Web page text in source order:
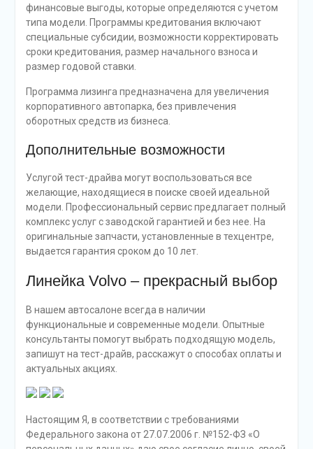
финансовые выгоды, которые определяются с учетом
типа модели. Программы кредитования включают
специальные субсидии, возможности корректировать
сроки кредитования, размер начального взноса и
размер годовой ставки.
Программа лизинга предназначена для увеличения
корпоративного автопарка, без привлечения
оборотных средств из бизнеса.
Дополнительные возможности
Услугой тест-драйва могут воспользоваться все
желающие, находящиеся в поиске своей идеальной
модели. Профессиональный сервис предлагает полный
комплекс услуг с заводской гарантией и без нее. На
оригинальные запчасти, установленные в техцентре,
выдается гарантия сроком до 10 лет.
Линейка Volvo – прекрасный выбор
В нашем автосалоне всегда в наличии
функциональные и современные модели. Опытные
консультанты помогут выбрать подходящую модель,
запишут на тест-драйв, расскажут о способах оплаты и
актуальных акциях.
Настоящим Я, в соответствии с требованиями
Федерального закона от 27.07.2006 г. №152-ФЗ «О